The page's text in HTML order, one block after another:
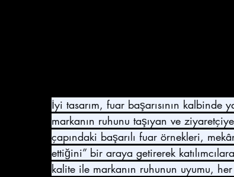
İyi tasarım, fuar başarısının
markanın ruhunu taşıyan ve
çapındaki başarılı fuar örnekleri,
ettiğini” bir araya getirerek
kalite ile markanın ruhunun uyumu,